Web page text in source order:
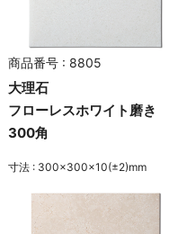
商品番号 : 8805
大理石
フローレスホワイト磨き
300角
寸法 : 300×300×10(±2)mm